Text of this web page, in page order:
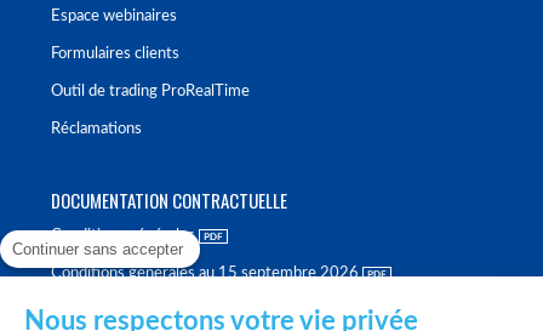
Espace webinaires
Formulaires clients
Outil de trading ProRealTime
Réclamations
DOCUMENTATION CONTRACTUELLE
Conditions générales
Conditions générales au 15 septembre 2026
Continuer sans accepter
Nous respectons votre vie privée